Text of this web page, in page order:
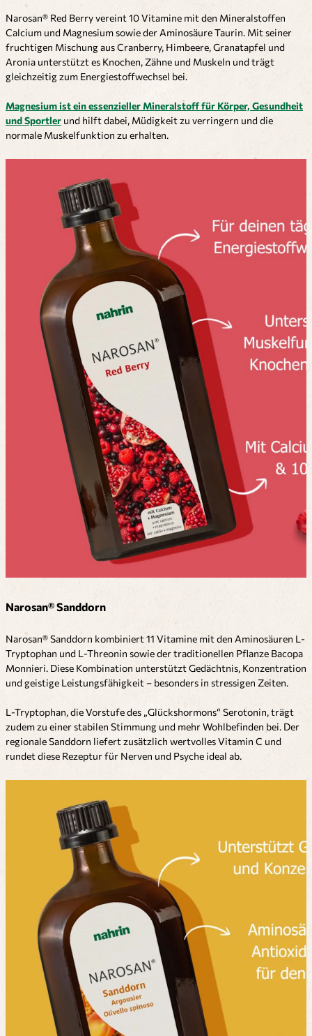
Narosan® Red Berry vereint 10 Vitamine mit den Mineralstoffen
Calcium und Magnesium sowie der Aminosäure Taurin. Mit seiner
fruchtigen Mischung aus Cranberry, Himbeere, Granatapfel und
Aronia unterstützt es Knochen, Zähne und Muskeln und trägt
gleichzeitig zum Energiestoffwechsel bei.
Magnesium ist ein essenzieller Mineralstoff für Körper, Gesundheit
und Sportler und hilft dabei, Müdigkeit zu verringern und die
normale Muskelfunktion zu erhalten.
Narosan® Sanddorn
Narosan® Sanddorn kombiniert 11 Vitamine mit den Aminosäuren L-
Tryptophan und L-Threonin sowie der traditionellen Pflanze Bacopa
Monnieri. Diese Kombination unterstützt Gedächtnis, Konzentration
und geistige Leistungsfähigkeit – besonders in stressigen Zeiten.
L-Tryptophan, die Vorstufe des „Glückshormons“ Serotonin, trägt
zudem zu einer stabilen Stimmung und mehr Wohlbefinden bei. Der
regionale Sanddorn liefert zusätzlich wertvolles Vitamin C und
rundet diese Rezeptur für Nerven und Psyche ideal ab.